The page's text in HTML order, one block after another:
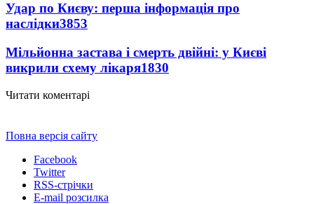
Удар по Києву: перша інформація про
наслідки3853
Мільйонна застава і смерть двійні: у Києві
викрили схему лікаря1830
Читати коментарі
Повна версія сайту
Facebook
Twitter
RSS-стрічки
E-mail розсилка